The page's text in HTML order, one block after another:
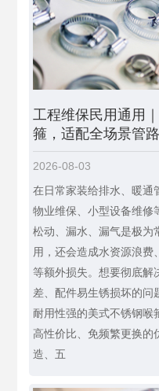
工程维保民用通用
箍，适配全场景管
2026-08-03
在日常家装给排水、暖通
物业维保、小型设备维修
松动、漏水、漏气是极为
用，还会造成水资源浪费
等额外损失。想要彻底解
差、配件易生锈损坏的问
耐用性强的美式不锈钢喉
高性价比、免频繁更换的
造、五